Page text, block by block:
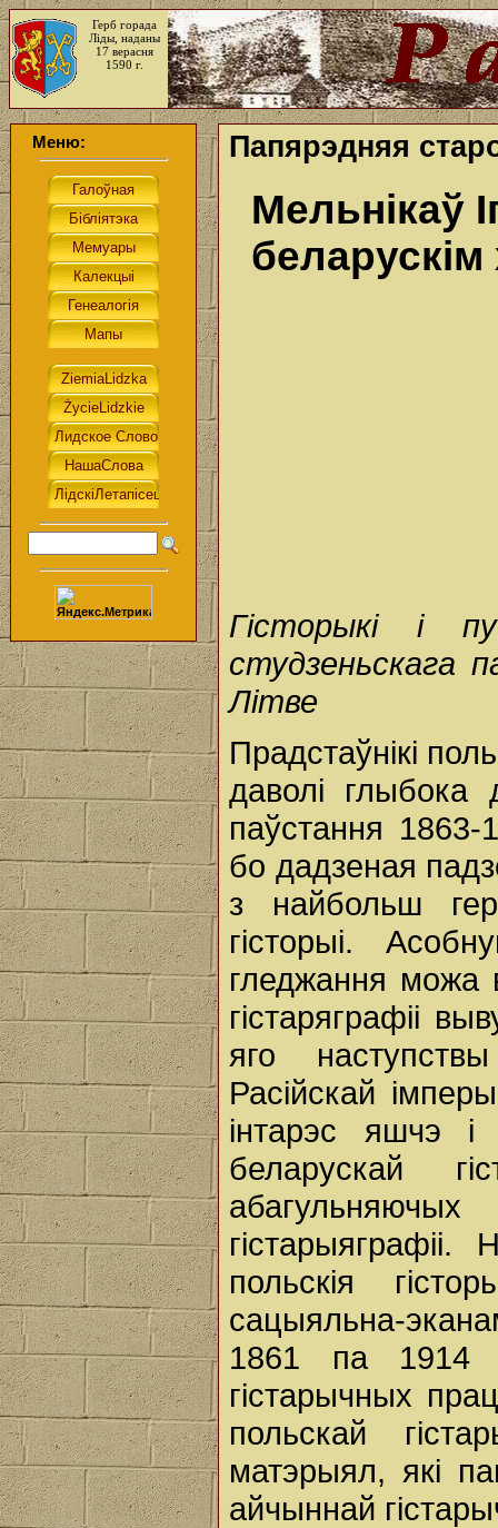
Герб горада
Ліды, наданы
17 верасня
1590 г.
Меню: Папярэдняя
Мельнікаў
Гісторыкі і
студзеньскага
Літве
Прадстаўнікі
даволі глыбока
паўстання 1863-
бо дадзеная
з найбольш
гісторыі.
гледжання можа
гістаряграфіі
яго
Расійскай
інтарэс яшчэ
беларускай
польскія
сацыяльна-
1861 па 1914
гістарычных
польскай
матэрыял, які
айчыннай